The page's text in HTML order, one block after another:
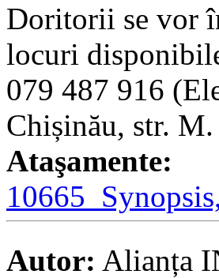
Doritorii se vor
locuri
079 487 916
Chișinău, str.
Ataşamente:
Autor: Alianța